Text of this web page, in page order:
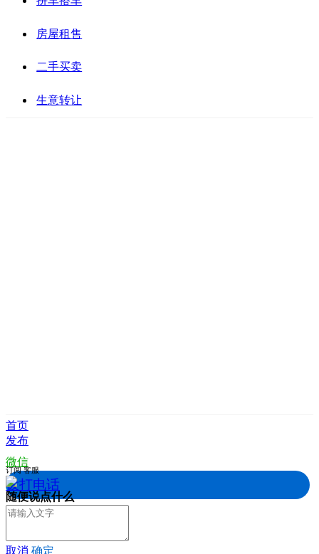
房屋租售
二手买卖
生意转让
首页
发布
微信
拨打电话
订阅 客服
随便说点什么
取消 确定